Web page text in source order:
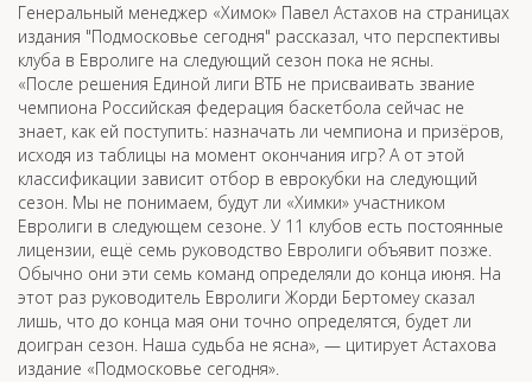
Генеральный менеджер «Химок» Павел Астахов на страницах
издания "Подмосковье сегодня" рассказал, что перспективы
клуба в Евролиге на следующий сезон пока не ясны.
«После решения Единой лиги ВТБ не присваивать звание
чемпиона Российская федерация баскетбола сейчас не
знает, как ей поступить: назначать ли чемпиона и призёров,
исходя из таблицы на момент окончания игр? А от этой
классификации зависит отбор в еврокубки на следующий
сезон. Мы не понимаем, будут ли «Химки» участником
Евролиги в следующем сезоне. У 11 клубов есть постоянные
лицензии, ещё семь руководство Евролиги объявит позже.
Обычно они эти семь команд определяли до конца июня. На
этот раз руководитель Евролиги Жорди Бертомеу сказал
лишь, что до конца мая они точно определятся, будет ли
доигран сезон. Наша судьба не ясна», — цитирует Астахова
издание «Подмосковье сегодня».